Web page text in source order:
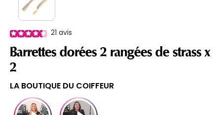
21 avis
Barrettes dorées 2 rangées de strass x
2
LA BOUTIQUE DU COIFFEUR